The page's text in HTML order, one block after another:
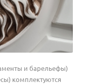
и барельефы)
комплектуются